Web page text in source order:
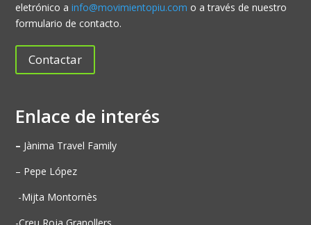
eletrónico ainfo@movimientopiu.com o a través de nuestro
formulario de contacto.
Contactar
Enlace de interés
– Jànima Travel Family
– Pepe López
-Mijta Montornès